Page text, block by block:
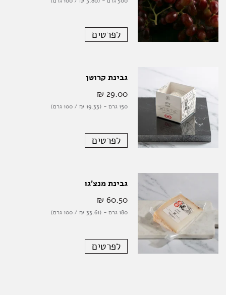
לפרטים
גבינת קרוטן
29.00 ‏₪
150 גרם - (19.33 ‏₪ / 100 גרם)
לפרטים
גבינת מנצ'גו
60.50 ‏₪
180 גרם - (33.61 ‏₪ / 100 גרם)
לפרטים